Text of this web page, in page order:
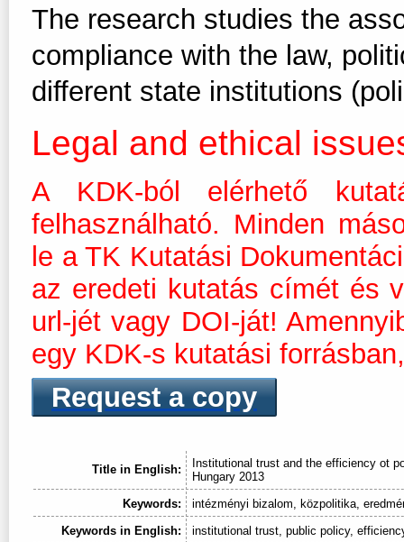
The research studies the
compliance with the law,
different state institutions
Legal and ethical
A KDK-ból elérhető
felhasználható. Minden
le a TK Kutatási
az eredeti kutatás címét és
url-jét vagy DOI-ját!
egy KDK-s kutatási
Request a copy
Title in English:
Institutional trust and the efficiency ot
Hungary 2013
Keywords:
intézményi bizalom, közpolitika,
Keywords in English:
institutional trust, public policy,